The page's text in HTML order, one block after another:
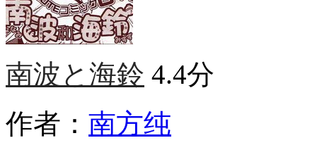
南波と海鈴 4.4分
作者： 南方纯